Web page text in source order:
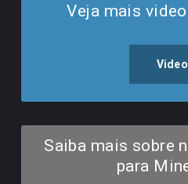
Veja mais
Saiba mais sobre
para